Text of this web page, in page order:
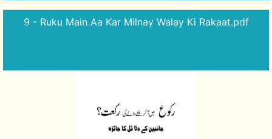
9 - Ruku Main Aa Kar Milnay Walay Ki Rakaat.pdf